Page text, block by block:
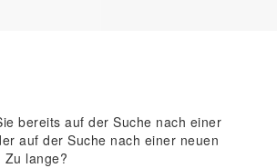
bereits auf der Suche nach einer
auf der Suche nach einer neuen
Zu lange?